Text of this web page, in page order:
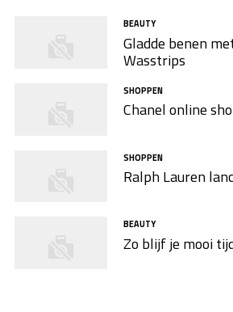
BEAUTY
Gladde benen
Wasstrips
SHOPPEN
Chanel online
SHOPPEN
Ralph Lauren
BEAUTY
Zo blijf je mooi